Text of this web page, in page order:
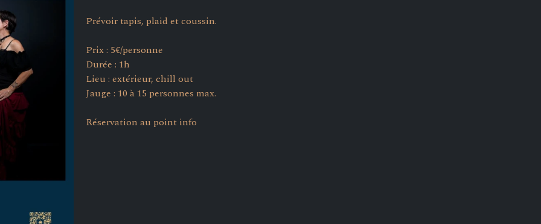
Prévoir tapis, plaid et coussin.
Prix : 5€/personne
Durée : 1h
Lieu : extérieur, chill out
Jauge : 10 à 15 personnes max.
Réservation au point info